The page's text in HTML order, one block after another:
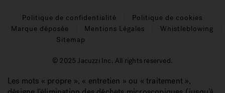
Politique de confidentialité
Politique de cookies
Marque déposée
Mentions Légales
Whistleblowing
Sitemap
© 2025 Jacuzzi Inc. All rights reserved.
Les mots « propre », « entretien » ou « traitement »,